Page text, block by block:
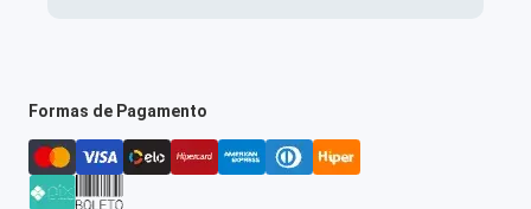
Formas de Pagamento